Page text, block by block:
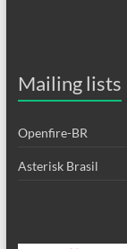
Mailing lists
Openfire-BR
Asterisk Brasil